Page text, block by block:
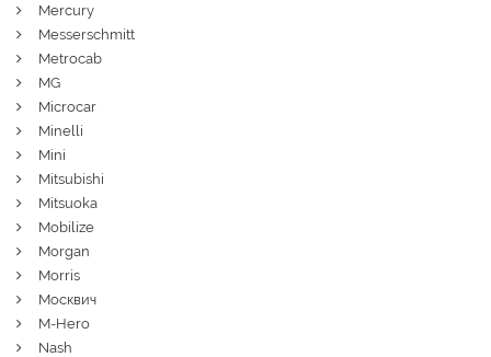
Mercury
Messerschmitt
Metrocab
MG
Microcar
Minelli
Mini
Mitsubishi
Mitsuoka
Mobilize
Morgan
Morris
Москвич
M-Hero
Nash